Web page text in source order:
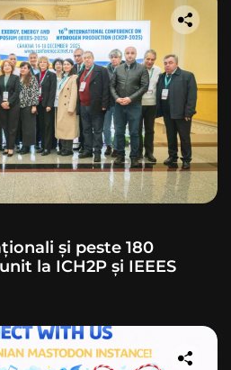
180
la ICH2P și IEEES